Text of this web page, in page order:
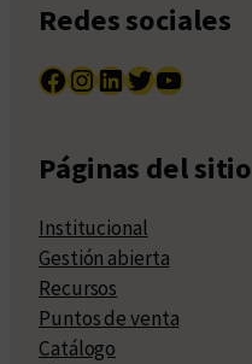
Redes sociales
Facebook InstagramLinkedIn Twitter YouTube
Páginas del sitio
Institucional
Gestión abierta
Recursos
Puntos de venta
Catálogo